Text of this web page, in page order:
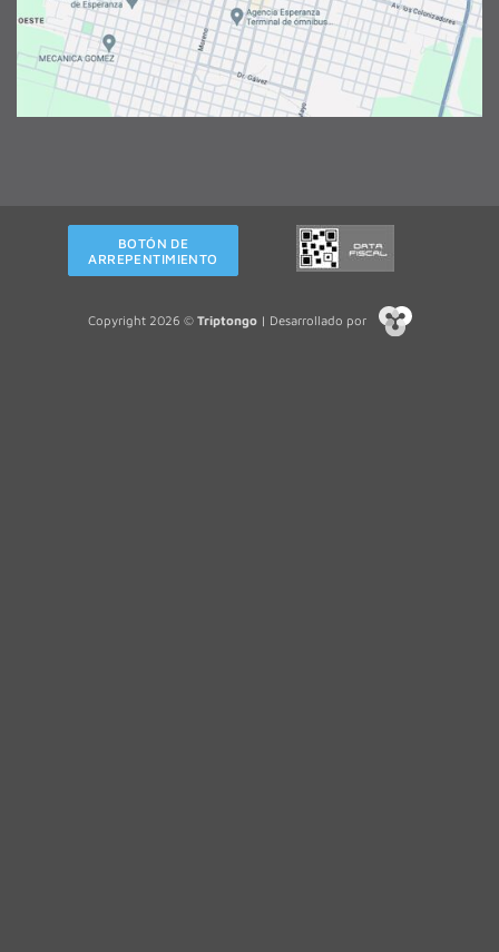
BOTÓN DE
ARREPENTIMIENTO
Copyright 2026 © Triptongo| Desarrollado por